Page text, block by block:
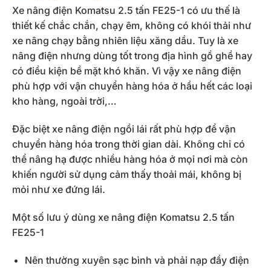
Xe nâng điện Komatsu 2.5 tấn FE25-1 có ưu thế là
thiết kế chắc chắn, chạy êm, không có khói thải như
xe nâng chạy bằng nhiên liệu xăng dầu. Tuy là xe
nâng điện nhưng dùng tốt trong địa hình gồ ghề hay
có điều kiện bề mặt khó khăn. Vì vậy xe nâng điện
phù hợp với vận chuyển hàng hóa ở hầu hết các loại
kho hàng, ngoài trời,…
Đặc biệt xe nâng điện ngồi lái rất phù hợp để vận
chuyển hàng hóa trong thời gian dài. Không chỉ có
thể nâng hạ được nhiều hàng hóa ở mọi nơi mà còn
khiến người sử dụng cảm thấy thoải mái, không bị
mỏi như xe đứng lái.
Một số lưu ý dùng xe nâng điện Komatsu 2.5 tấn
FE25-1
Nên thường xuyên sạc bình và phải nạp đầy điện